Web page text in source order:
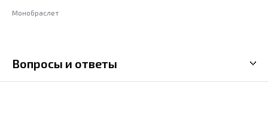
Монобраслет
Вопросы и ответы